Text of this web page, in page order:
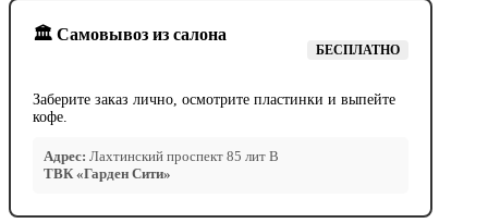
🏛️ Самовывоз из салона
БЕСПЛАТНО
Заберите заказ лично, осмотрите пластинки и выпейте
кофе.
Адрес: Лахтинский проспект 85 лит В
ТВК «Гарден Сити»